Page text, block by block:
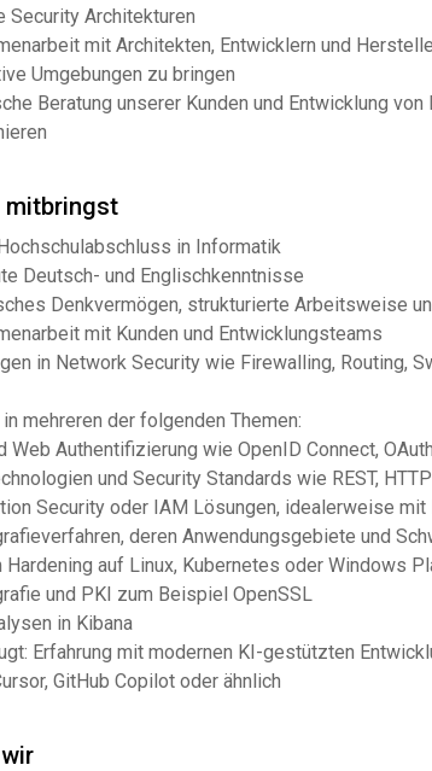
Security Architekturen
mit Architekten, Entwicklern und
Umgebungen zu bringen
Beratung unserer Kunden und Entwicklung
mitbringst
in Informatik
Deutsch- und Englischkenntnisse
Denkvermögen, strukturierte Arbeitsweise
mit Kunden und Entwicklungsteams
in Network Security wie Firewalling, Routing,
in mehreren der folgenden Themen:
Web Authentifizierung wie OpenID Connect,
und Security Standards wie REST,
Security oder IAM Lösungen, idealerweise mit
deren Anwendungsgebiete und
Hardening auf Linux, Kubernetes oder Windows
und PKI zum Beispiel OpenSSL
in Kibana
Erfahrung mit modernen KI-gestützten
GitHub Copilot oder ähnlich